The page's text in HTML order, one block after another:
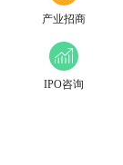
产业招商
IPO咨询